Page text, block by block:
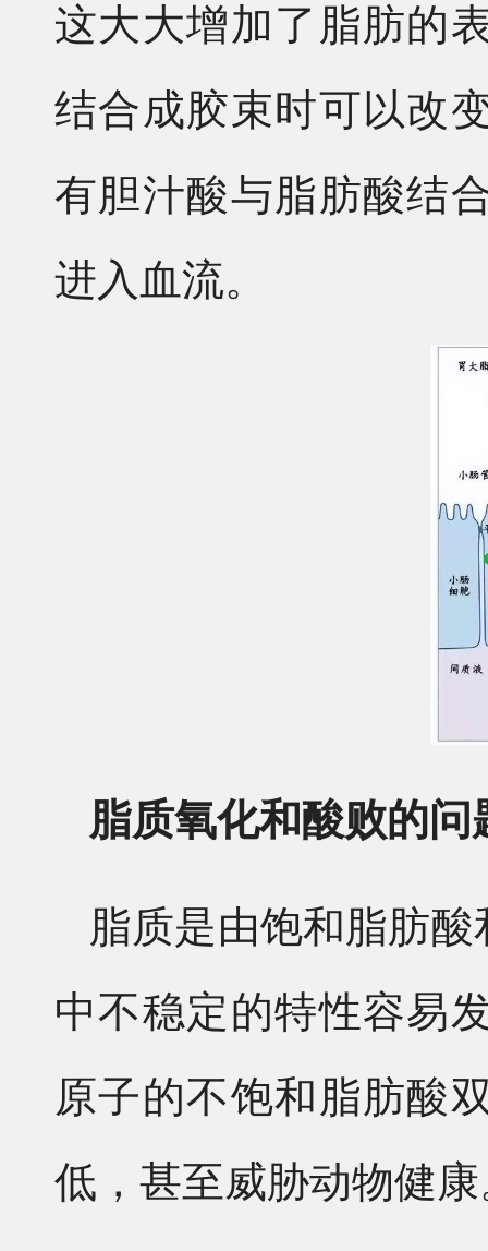
这大大增加了脂肪的
结合成胶束时可以改
有胆汁酸与脂肪酸结
进入血流。
脂质氧化和酸败的问
脂质是由饱和脂肪
中不稳定的特性容易
原子的不饱和脂肪酸
低，甚至威胁动物健